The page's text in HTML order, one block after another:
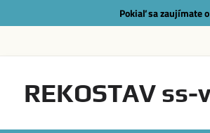
Pokiaľ sa zaujímate
REKOSTAV ss-